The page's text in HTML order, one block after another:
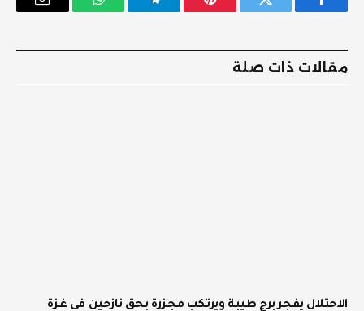
فيسبوك تويتر بينتيريستتيلقرام واتساب
البريد
مقالات ذات صلة
الاحتلال يفجر برج طيبة ويرتكب مجزرة بحق نازحين في غزة